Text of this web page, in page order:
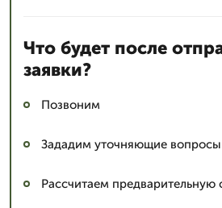
Что будет после
заявки?
Позвоним
Зададим уточняющие вопросы
Рассчитаем предварительную